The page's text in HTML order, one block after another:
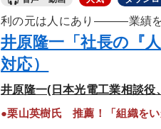
利の元は人にあり―――業績
井原隆一「社長の『
対応）
井原隆一(日本光電工業相談役
●栗山英樹氏 推薦！「組織をい